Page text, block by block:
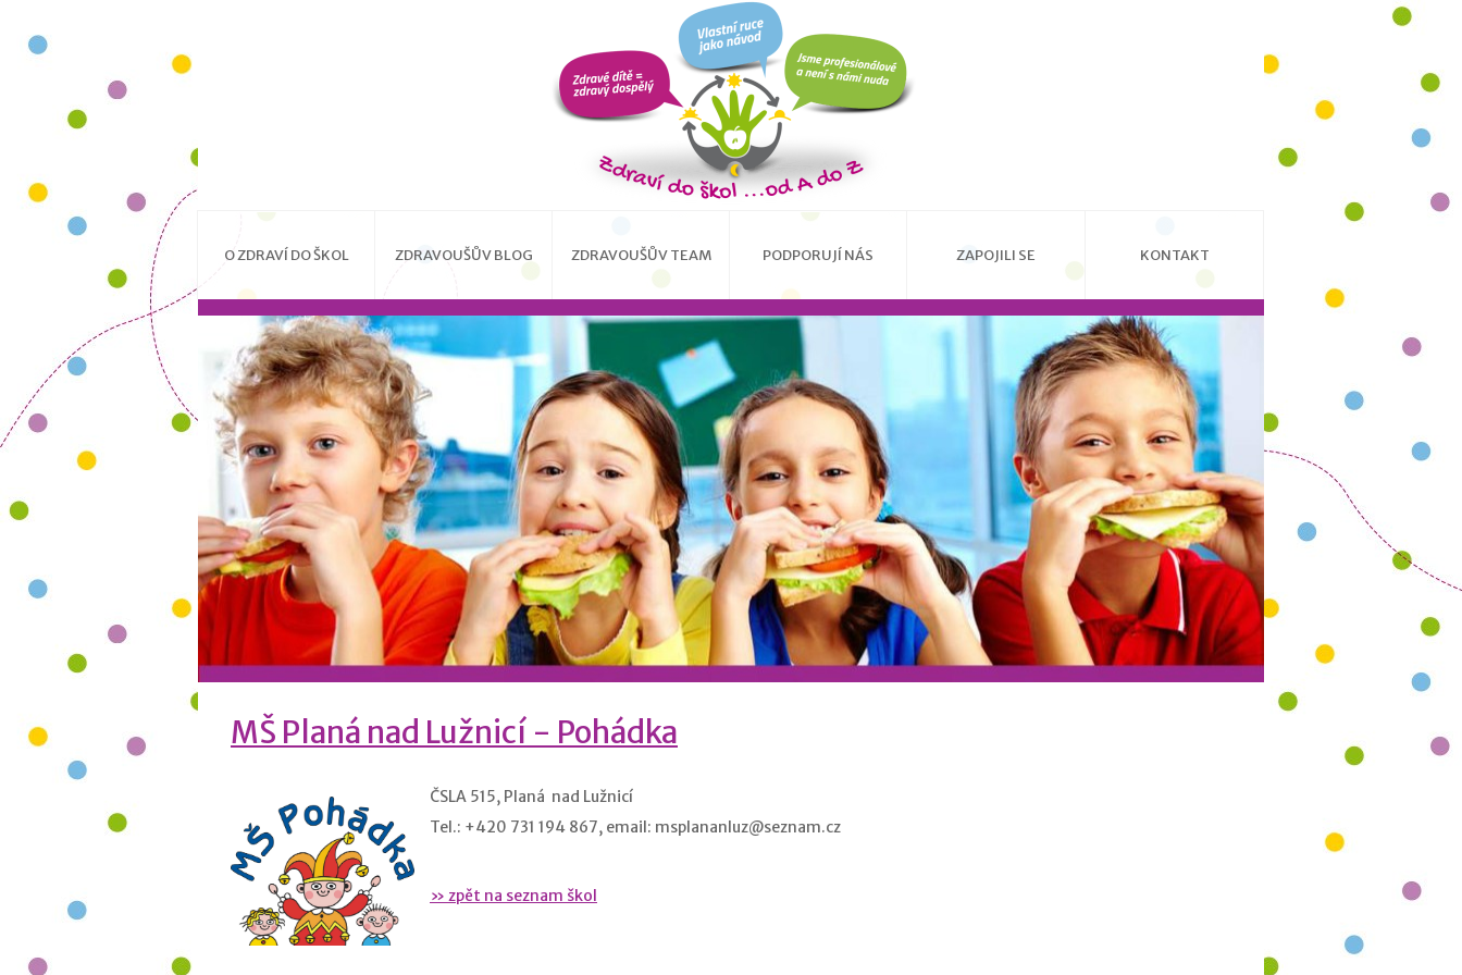
O ZDRAVÍ DO ŠKOL ZDRAVOUŠŮV BLOG ZDRAVOUŠŮV TEAM PODPORUJÍ NÁS ZAPOJILI SE KONTAKT
MŠ Planá nad Lužnicí - Pohádka
ČSLA 515, Planá nad Lužnicí
Tel.: +420 731 194 867, email: msplananluz@seznam.cz
» zpět na seznam škol